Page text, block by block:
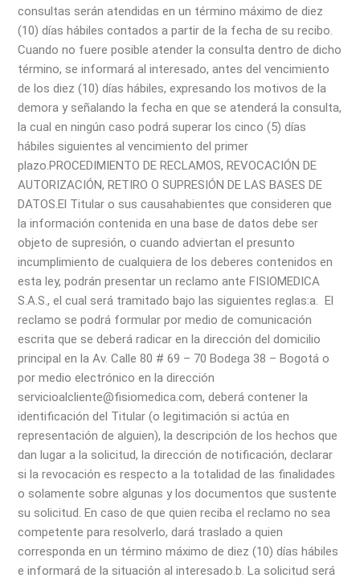
consultas serán atendidas en un término máximo de diez
(10) días hábiles contados a partir de la fecha de su recibo.
Cuando no fuere posible atender la consulta dentro de dicho
término, se informará al interesado, antes del vencimiento
de los diez (10) días hábiles, expresando los motivos de la
demora y señalando la fecha en que se atenderá la consulta,
la cual en ningún caso podrá superar los cinco (5) días
hábiles siguientes al vencimiento del primer
plazo.PROCEDIMIENTO DE RECLAMOS, REVOCACIÓN DE
AUTORIZACIÓN, RETIRO O SUPRESIÓN DE LAS BASES DE
DATOS.El Titular o sus causahabientes que consideren que
la información contenida en una base de datos debe ser
objeto de supresión, o cuando adviertan el presunto
incumplimiento de cualquiera de los deberes contenidos en
esta ley, podrán presentar un reclamo ante FISIOMEDICA
S.A.S., el cual será tramitado bajo las siguientes reglas:a. El
reclamo se podrá formular por medio de comunicación
escrita que se deberá radicar en la dirección del domicilio
principal en la Av. Calle 80 # 69 – 70 Bodega 38 – Bogotá o
por medio electrónico en la dirección
servicioalcliente@fisiomedica.com, deberá contener la
identificación del Titular (o legitimación si actúa en
representación de alguien), la descripción de los hechos que
dan lugar a la solicitud, la dirección de notificación, declarar
si la revocación es respecto a la totalidad de las finalidades
o solamente sobre algunas y los documentos que sustente
su solicitud. En caso de que quien reciba el reclamo no sea
competente para resolverlo, dará traslado a quien
corresponda en un término máximo de diez (10) días hábiles
e informará de la situación al interesado.b. La solicitud será